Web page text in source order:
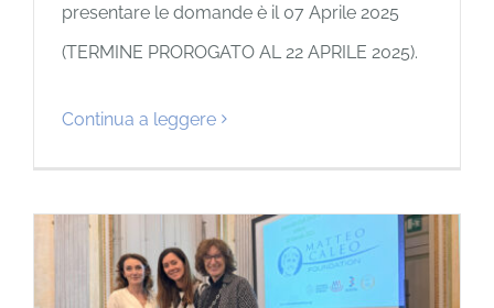
presentare le domande è il 07 Aprile 2025
(TERMINE PROROGATO AL 22 APRILE 2025).
Continua a leggere